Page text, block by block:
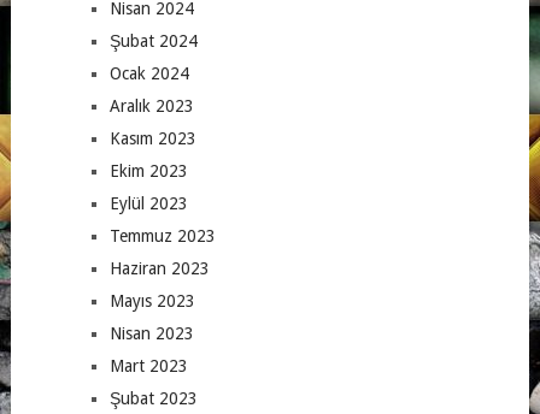
Nisan 2024
Şubat 2024
Ocak 2024
Aralık 2023
Kasım 2023
Ekim 2023
Eylül 2023
Temmuz 2023
Haziran 2023
Mayıs 2023
Nisan 2023
Mart 2023
Şubat 2023